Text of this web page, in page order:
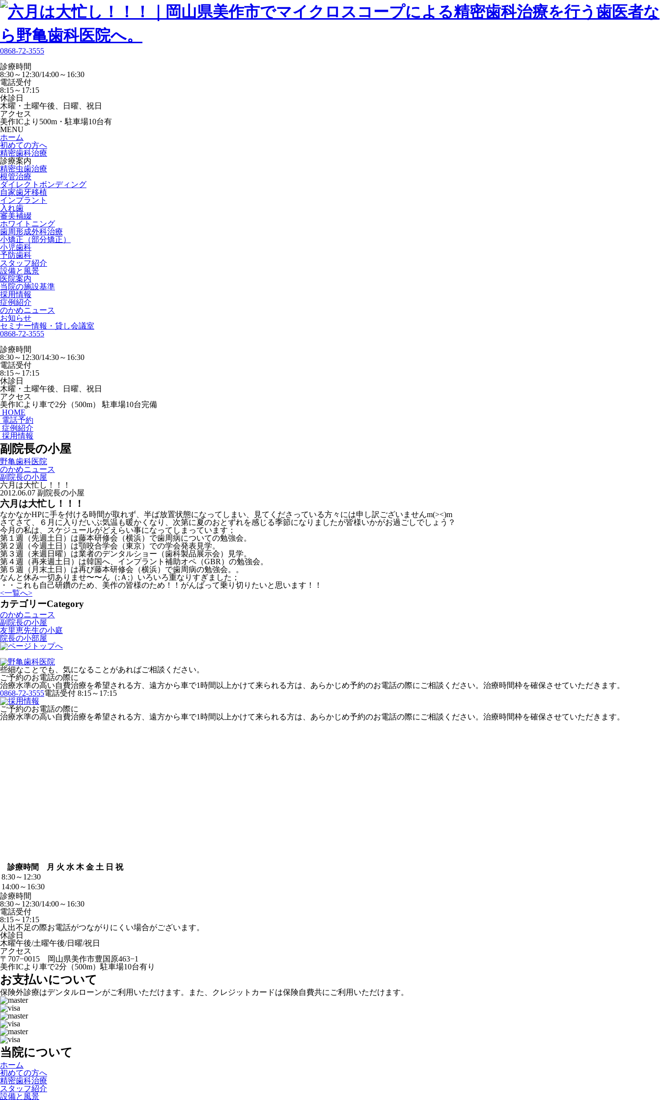
0868-72-3555
診療時間
8:30～12:30/14:00～16:30
電話受付
8:15～17:15
休診日
木曜・土曜午後、日曜、祝日
アクセス
美作ICより500m・駐車場10台有
MENU
ホーム
初めての方へ
精密歯科治療
診療案内
精密虫歯治療
根管治療
ダイレクトボンディング
自家歯牙移植
インプラント
入れ歯
審美補綴
ホワイトニング
歯周形成外科治療
小矯正（部分矯正）
小児歯科
予防歯科
スタッフ紹介
設備と風景
医院案内
当院の施設基準
採用情報
症例紹介
のかめニュース
お知らせ
セミナー情報・貸し会議室
0868-72-3555
診療時間
8:30～12:30/14:30～16:30
電話受付
8:15～17:15
休診日
木曜・土曜午後、日曜、祝日
アクセス
美作ICより車で2分（500m） 駐車場10台完備
HOME
電話予約
症例紹介
採用情報
副院長の小屋
野亀歯科医院
のかめニュース
副院長の小屋
六月は大忙し！！！
2012.06.07 副院長の小屋
六月は大忙し！！！
なかなかHPに手を付ける時間が取れず、半ば放置状態になってしまい、見てくださっている方々には申し訳ございませんm(><)m
さてさて、６月に入りだいぶ気温も暖かくなり、次第に夏のおとずれを感じる季節になりましたが皆様いかがお過ごしでしょう？
今月の私は、スケジュールがどえらい事になってしまっています；
第１週（先週土日）は藤本研修会（横浜）で歯周病についての勉強会。
第２週（今週土日）は顎咬合学会（東京）での学会発表見学。
第３週（来週日曜）は業者のデンタルショー（歯科製品展示会）見学。
第４週（再来週土日）は韓国へ、インプラント補助オペ（GBR）の勉強会。
第５週（月末土日）は再び藤本研修会（横浜）で歯周病の勉強会。。
なんと休み一切ありませ〜〜ん（;Ａ;）いろいろ重なりすぎました；
・・これも自己研鑽のため、美作の皆様のため！！がんばって乗り切りたいと思います！！
<一覧へ>
カテゴリーCategory
のかめニュース
副院長の小屋
友里恵先生の小庭
院長の小部屋
些細なことでも、気になることがあればご相談ください。
ご予約のお電話の際に
治療水準の高い自費治療を希望される方、遠方から車で1時間以上かけて来られる方は、あらかじめ予約のお電話の際にご相談ください。治療時間枠を確保させていただきます。
0868-72-3555電話受付 8:15～17:15
ご予約のお電話の際に
治療水準の高い自費治療を希望される方、遠方から車で1時間以上かけて来られる方は、あらかじめ予約のお電話の際にご相談ください。治療時間枠を確保させていただきます。
診療時間 月 火 水 木 金 土 日 祝
8:30～12:30
14:00～16:30
診療時間
8:30～12:30/14:00～16:30
電話受付
8:15～17:15
人出不足の際お電話がつながりにくい場合がございます。
休診日
木曜午後/土曜午後/日曜/祝日
アクセス
〒707−0015 岡山県美作市豊国原463−1
美作ICより車で2分（500m）駐車場10台有り
お支払いについて
保険外診療はデンタルローンがご利用いただけます。また、クレジットカードは保険自費共にご利用いただけます。
当院について
ホーム
初めての方へ
精密歯科治療
スタッフ紹介
設備と風景